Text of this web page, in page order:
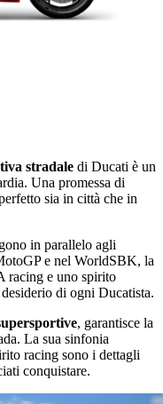
stradale di Ducati è un
Una promessa di
sia in città che in
in parallelo agli
e nel WorldSBK, la
racing e uno spirito
di ogni Ducatista.
, garantisce la
La sua sinfonia
racing sono i dettagli
conquistare.